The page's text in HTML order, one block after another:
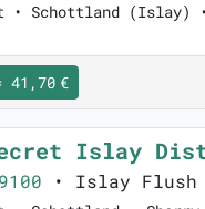
• Schottland (Islay) •
41,70 €
Islay
• Islay Flush